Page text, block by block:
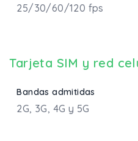
25/30/60/120 fps
Tarjeta SIM y red
Bandas admitidas
2G, 3G, 4G y 5G